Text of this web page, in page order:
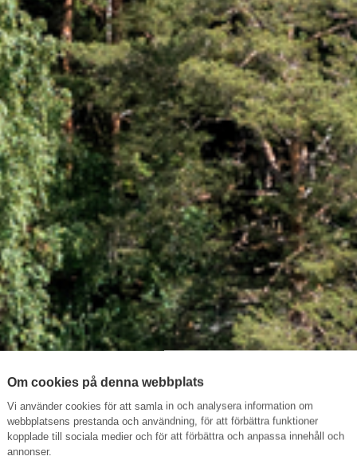
Om cookies på denna webbplats
Vi använder cookies för att samla in och analysera information om
webbplatsens prestanda och användning, för att förbättra funktioner
kopplade till sociala medier och för att förbättra och anpassa innehåll och
annonser.